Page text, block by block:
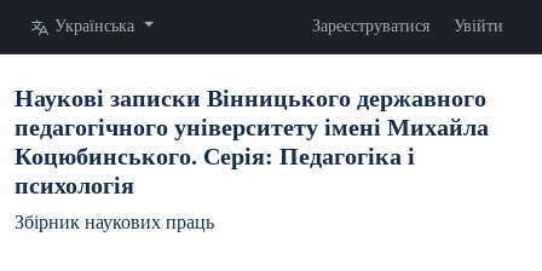
Змінити мову. Поточна мова:
Українська Зареєструватися Увійти
Наукові записки Вінницького державного
педагогічного університету імені Михайла
Коцюбинського. Серія: Педагогіка і
психологія
Збірник наукових праць